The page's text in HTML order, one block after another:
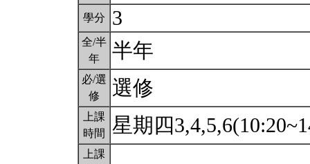
學分 3
全/半
年
半年
必/選
修
選修
上課
時間
星期四
上課